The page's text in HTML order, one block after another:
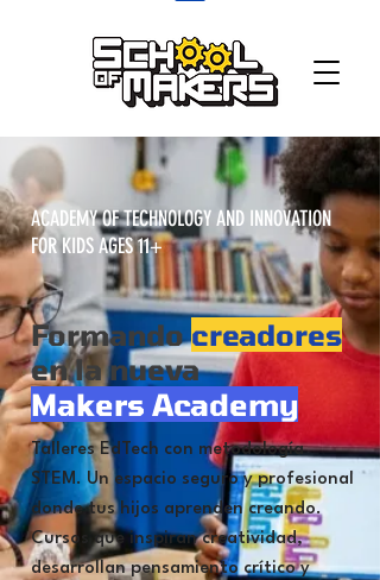
ACADEMY OF TECHNOLOGY AND INNOVATION
FOR KIDS AGES 11+
Formando creadores
en la nueva
Makers Academy
Talleres EdTech con metodología
STEM. Un espacio seguro y profesional
donde tus hijos aprenden creando.
Cursos que inspiran creatividad,
desarrollan pensamiento crítico y